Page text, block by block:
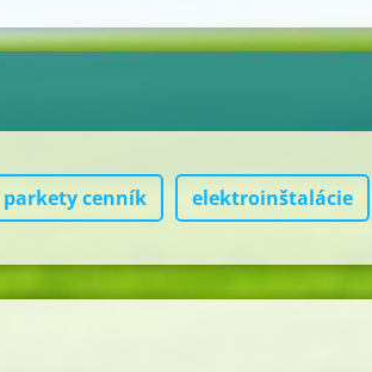
parkety cenník elektroinštalácie